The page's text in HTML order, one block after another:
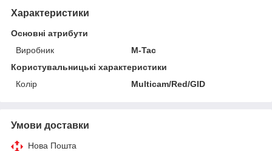
Характеристики
Основні атрибути
Виробник
M-Tac
Користувальницькі характеристики
Колір
Multicam/Red/GID
Умови доставки
Нова Пошта